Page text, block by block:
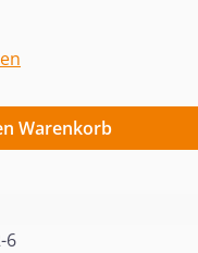
Warenkorb
6